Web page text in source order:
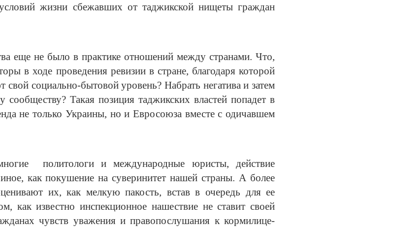
жизни сбежавших от таджикской нищеты граждан
еще не было в практике отношений между странами. Что,
в ходе проведения ревизии в стране, благодаря которой
социально-бытовой уровень? Набрать негатива и затем
сообществу? Такая позиция таджикских властей попадет в
не только Украины, но и Евросоюза вместе с одичавшем
политологи и международные юристы, действие
как покушение на суверинитет нашей страны. А более
их, как мелкую пакость, встав в очередь для ее
как известно инспекционное нашествие не ставит своей
чувств уважения и правопослушания к кормилице-